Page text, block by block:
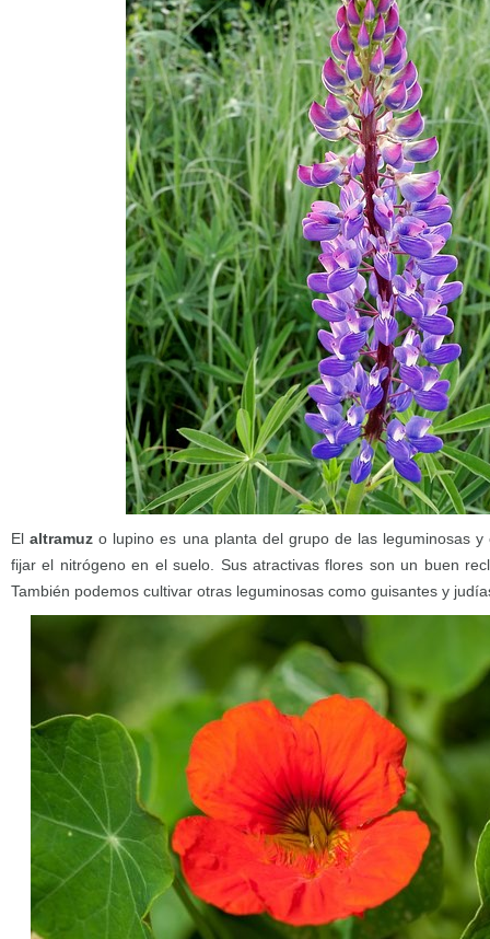
Elaltramuz o lupino es una planta del grupo de las leguminosas
fijar el nitrógeno en el suelo. Sus atractivas flores son un buen
También podemos cultivar otras leguminosas como guisantes y